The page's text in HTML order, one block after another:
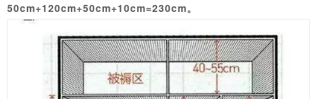
50cm+120cm+50cm+10cm=230cm。